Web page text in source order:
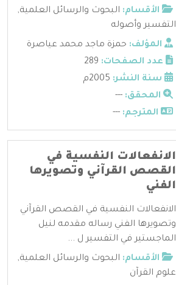
الأقسام: البحوث والرسائل العلمية,
التفسير وأصوله
المؤلف: حمزة ماجد محمد عياصرة
عدد الصفحات:
سنة النشر:
المحقق: ---
المترجم: ---
الانفعالات النفسية في
القصص القرآني وتصويرها
الفني
الانفعالات النفسية في القصص القرآني
وتصويرها الفني رساله مقدمه لنيل
الماجستير في التفسير ل ...
الأقسام: البحوث والرسائل العلمية,
علوم القرآن